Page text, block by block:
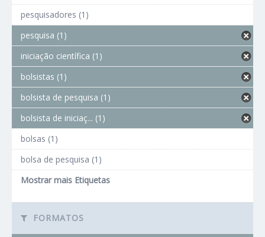
pesquisadores (1)
pesquisa (1)
iniciação científica (1)
bolsistas (1)
bolsista de pesquisa (1)
bolsista de iniciaç... (1)
bolsas (1)
bolsa de pesquisa (1)
Mostrar mais Etiquetas
FORMATOS